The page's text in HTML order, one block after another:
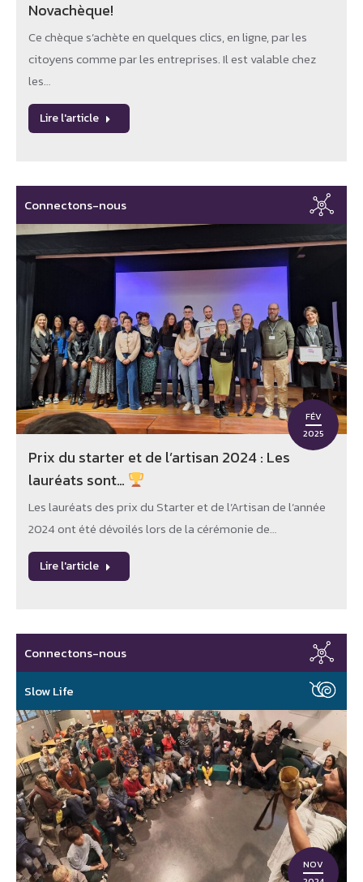
Novachèque!
Ce chèque s’achète en quelques clics, en ligne, par les
citoyens comme par les entreprises. Il est valable chez
les…
Lire l'article
FÉV
2025
Connectons-nous
Prix du starter et de l’artisan 2024 : Les
lauréats sont…
Les lauréats des prix du Starter et de l’Artisan de l’année
2024 ont été dévoilés lors de la cérémonie de…
Lire l'article
NOV
Connectons-nous
Slow Life